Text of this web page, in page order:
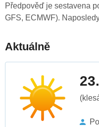
Předpověď je sestavena
GFS, ECMWF).
Aktuálně